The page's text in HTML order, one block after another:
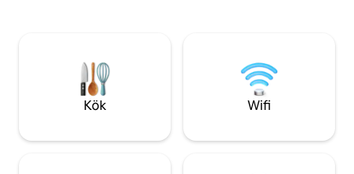
fantastiska balkongen. Dessutom kan du
njuta av våra PADDLE BOARDS,
ISFISKEUTRUSTNING, PS4 och brädspel
för lite extra kul. BARNVÄNLIGT med en
dagen fantastisk
och med
Kök Wifi